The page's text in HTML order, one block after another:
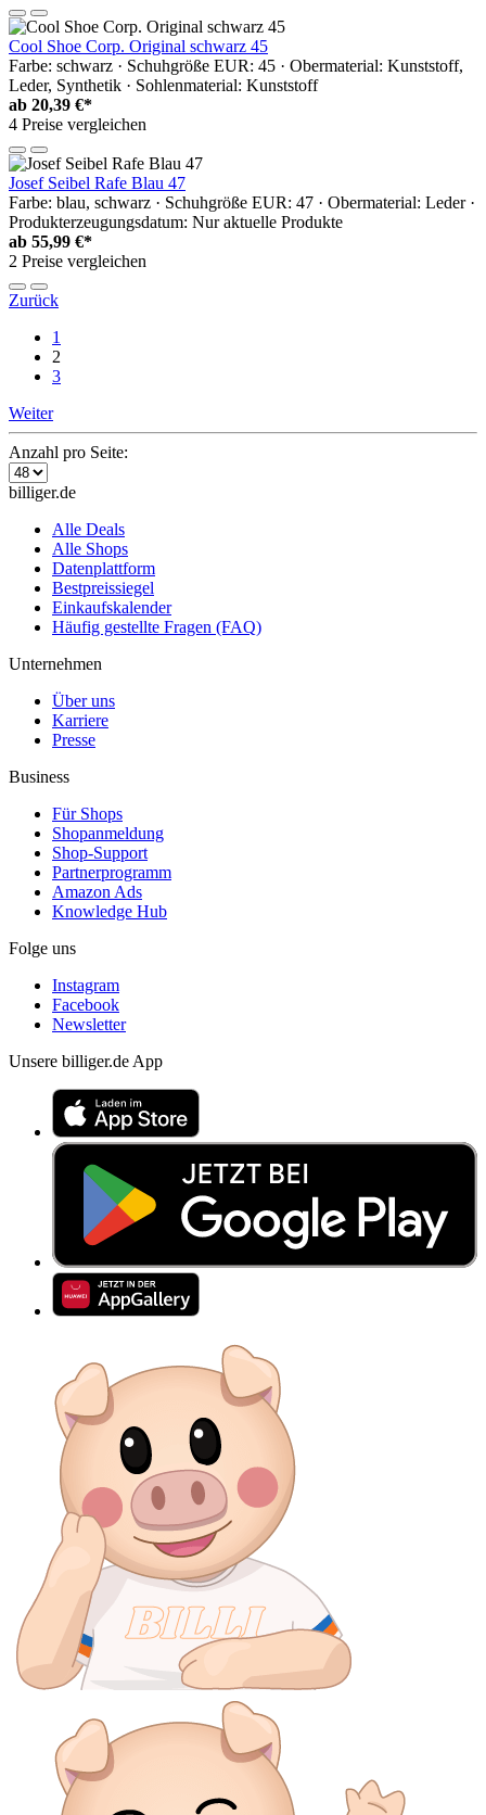
Cool Shoe Corp. Original schwarz 45
Farbe: schwarz · Schuhgröße EUR: 45 · Obermaterial: Kunststoff,
Leder, Synthetik · Sohlenmaterial: Kunststoff
ab 20,39 €*
4 Preise vergleichen
Josef Seibel Rafe Blau 47
Farbe: blau, schwarz · Schuhgröße EUR: 47 · Obermaterial: Leder ·
Produkterzeugungsdatum: Nur aktuelle Produkte
ab 55,99 €*
2 Preise vergleichen
Zurück
1
2
3
Weiter
Anzahl pro Seite:
billiger.de
Alle Deals
Alle Shops
Datenplattform
Bestpreissiegel
Einkaufskalender
Häufig gestellte Fragen (FAQ)
Unternehmen
Über uns
Karriere
Presse
Business
Für Shops
Shopanmeldung
Shop-Support
Partnerprogramm
Amazon Ads
Knowledge Hub
Folge uns
Instagram
Facebook
Newsletter
Unsere billiger.de App